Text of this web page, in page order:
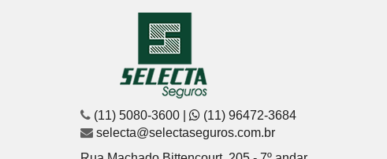
(11) 5080-3600 |
(11) 96472-3684
selecta@selectaseguros.com.br